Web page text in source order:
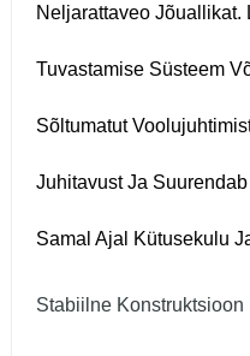
Neljarattaveo Jõuallikat.
Tuvastamise Süsteem
Sõltumatut
Juhitavust Ja
Samal Ajal Kütusekulu
Stabiilne Konstruktsioon